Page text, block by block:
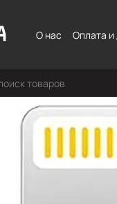
О нас
Оплата и